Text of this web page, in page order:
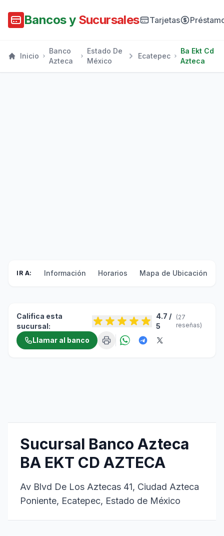
Bancos y Sucursales Tarjetas
Inicio
Banco
Azteca
Estado De
México
Ecatepec
Ba Ekt Cd
Azteca
IR A: Información Horarios Mapa de Ubicación
Califica esta
sucursal:
4.7 /
5
(27
reseñas)
Llamar al banco
Sucursal Banco Azteca
BA EKT CD AZTECA
Av Blvd De Los Aztecas 41, Ciudad Azteca
Poniente, Ecatepec, Estado de México